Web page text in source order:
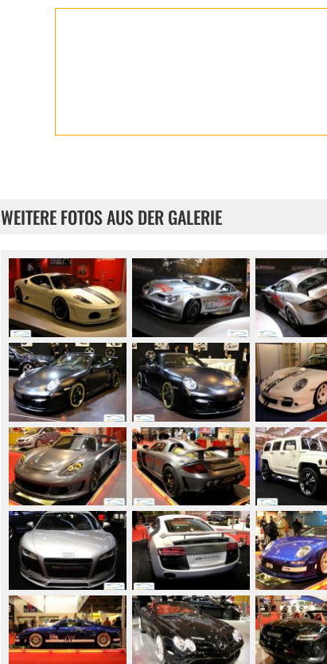
WEITERE FOTOS AUS DER GALERIE